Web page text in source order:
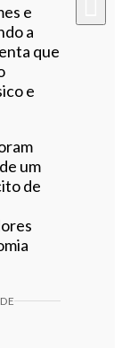
e
a
que
e
um
de